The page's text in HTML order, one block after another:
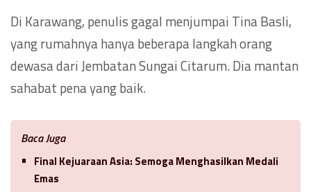
Di Karawang, penulis gagal menjumpai Tina Basli,
yang rumahnya hanya beberapa langkah orang
dewasa dari Jembatan Sungai Citarum. Dia mantan
sahabat pena yang baik.
Baca Juga
Final Kejuaraan Asia: Semoga Menghasilkan Medali
Emas